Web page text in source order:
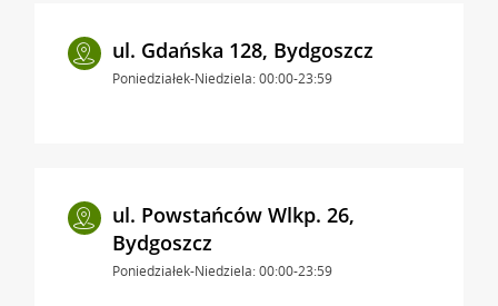
ul. Gdańska 128, Bydgoszcz
Poniedziałek-Niedziela: 00:00-23:59
ul. Powstańców Wlkp. 26,
Bydgoszcz
Poniedziałek-Niedziela: 00:00-23:59